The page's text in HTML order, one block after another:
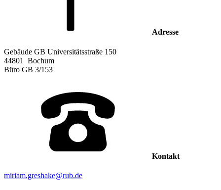
Adresse
Gebäude GB Universitätsstraße 150
44801
Bochum
Büro GB 3/153
Kontakt
miriam.greshake@rub.de